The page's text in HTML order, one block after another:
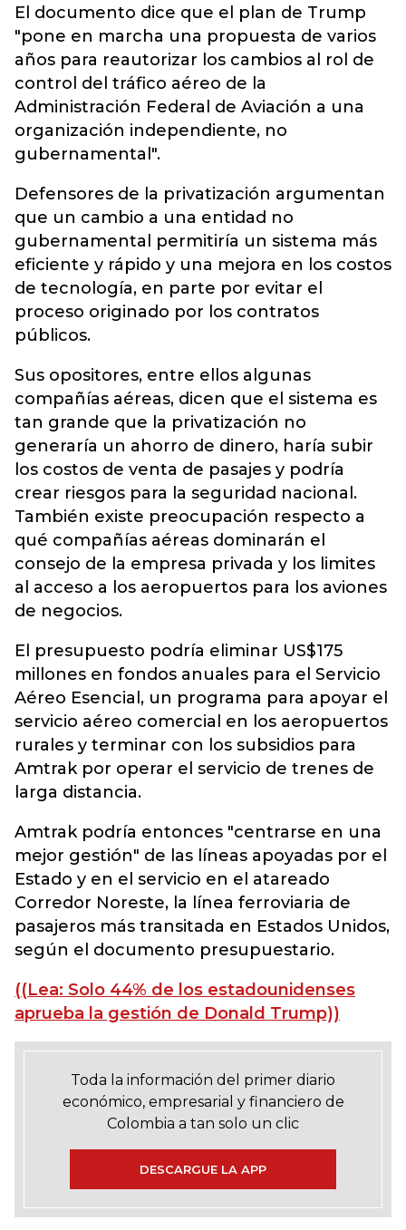
El documento dice que el plan de Trump
"pone en marcha una propuesta de varios
años para reautorizar los cambios al rol de
control del tráfico aéreo de la
Administración Federal de Aviación a una
organización independiente, no
gubernamental".
Defensores de la privatización argumentan
que un cambio a una entidad no
gubernamental permitiría un sistema más
eficiente y rápido y una mejora en los costos
de tecnología, en parte por evitar el
proceso originado por los contratos
públicos.
Sus opositores, entre ellos algunas
compañías aéreas, dicen que el sistema es
tan grande que la privatización no
generaría un ahorro de dinero, haría subir
los costos de venta de pasajes y podría
crear riesgos para la seguridad nacional.
También existe preocupación respecto a
qué compañías aéreas dominarán el
consejo de la empresa privada y los limites
al acceso a los aeropuertos para los aviones
de negocios.
El presupuesto podría eliminar US$175
millones en fondos anuales para el Servicio
Aéreo Esencial, un programa para apoyar el
servicio aéreo comercial en los aeropuertos
rurales y terminar con los subsidios para
Amtrak por operar el servicio de trenes de
larga distancia.
Amtrak podría entonces "centrarse en una
mejor gestión" de las líneas apoyadas por el
Estado y en el servicio en el atareado
Corredor Noreste, la línea ferroviaria de
pasajeros más transitada en Estados Unidos,
según el documento presupuestario.
((Lea: Solo 44% de los estadounidenses
aprueba la gestión de Donald Trump))
Toda la información del primer diario
económico, empresarial y financiero de
Colombia a tan solo un clic
DESCARGUE LA APP